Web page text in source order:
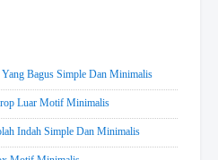
Bagus Simple Dan Minimalis
Luar Motif Minimalis
Indah Simple Dan Minimalis